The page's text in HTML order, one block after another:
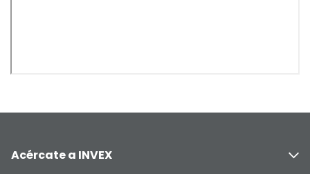
Acércate a INVEX